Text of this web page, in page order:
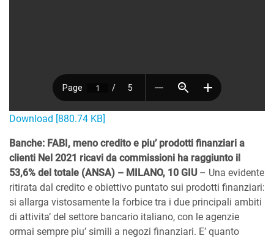
Download [880.74 KB]
Banche: FABI, meno credito e piu’ prodotti finanziari a
clienti Nel 2021 ricavi da commissioni ha raggiunto il
53,6% del totale (ANSA) – MILANO, 10 GIU – Una evidente
ritirata dal credito e obiettivo puntato sui prodotti finanziari:
si allarga vistosamente la forbice tra i due principali ambiti
di attivita’ del settore bancario italiano, con le agenzie
ormai sempre piu’ simili a negozi finanziari. E’ quanto